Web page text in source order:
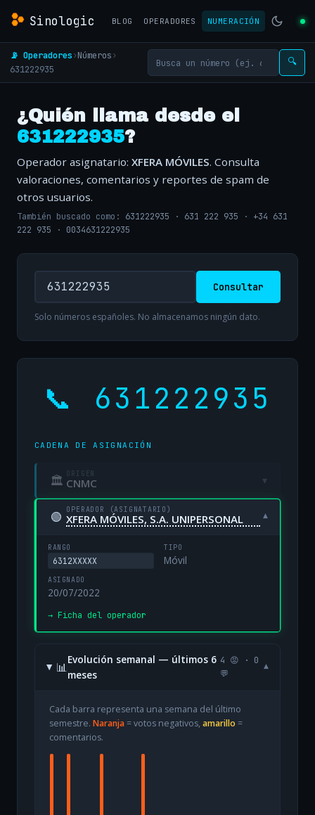
Sinologic BLOG OPERADORES NUMERACIÓN
📡 Operadores›Números›
631222935
🔍
¿Quién llama desde el
631222935?
Operador asignatario: XFERA MÓVILES. Consulta
valoraciones, comentarios y reportes de spam de
otros usuarios.
También buscado como: 631222935 · 631 222 935 · +34 631
222 935 · 0034631222935
Consultar
Solo números españoles. No almacenamos ningún dato.
📞 631222935
CADENA DE ASIGNACIÓN
🏛 ORIGEN
CNMC ▾
🟢 OPERADOR (ASIGNATARIO)
XFERA MÓVILES, S.A. UNIPERSONAL ▾
RANGO
6312XXXXX
TIPO
Móvil
ASIGNADO
20/07/2022
→ Ficha del operador
📊
Evolución semanal — últimos 6
meses
4 😡 · 0
💬
▾
Cada barra representa una semana del último
semestre. Naranja= votos negativos, amarillo =
comentarios.